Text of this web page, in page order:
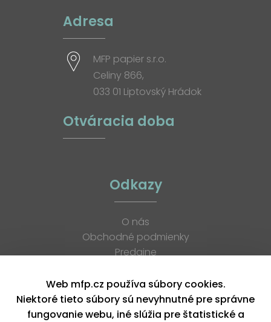
Adresa
MFP papier s.r.o.
Celiny 866,
033 01 Liptovský Hrádok
Otváracia doba
Odkazy
O nás
Obchodné podmienky
Predajne
K stiahnutiu
Blog
Kontakt
Web mfp.cz používa súbory cookies.
Niektoré tieto súbory sú nevyhnutné pre správne
fungovanie webu, iné slúžia pre štatistické a